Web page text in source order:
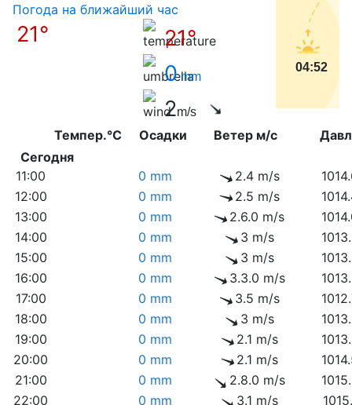
Погода на ближайший час
21°
21°
0mm
2m/s
04:52
Темпер.°C Осадки Ветер м/с
Сегодня
11:00
0 mm 2.4 m/s
12:00
0 mm 2.5 m/s
13:00
0 mm 2.6.0 m/s
14:00
0 mm 3 m/s
15:00
0 mm 3 m/s
16:00
0 mm 3.3.0 m/s
17:00
0 mm 3.5 m/s
18:00
0 mm 3 m/s
19:00
0 mm 2.1 m/s
20:00
0 mm 2.1 m/s
21:00
0 mm 2.8.0 m/s
22:00
0 mm 3.1 m/s